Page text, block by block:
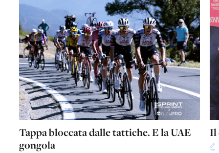
Tappa bloccata dalle tattiche. E la UAE
gongola
Il